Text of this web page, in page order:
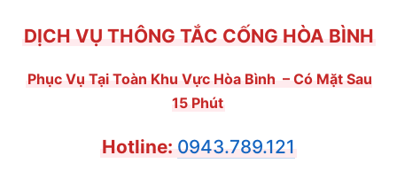
DỊCH VỤ THÔNG TẮC CỐNG HÒA BÌNH
Phục Vụ Tại Toàn Khu Vực Hòa Bình – Có Mặt Sau
15 Phút
Hotline: 0943.789.121